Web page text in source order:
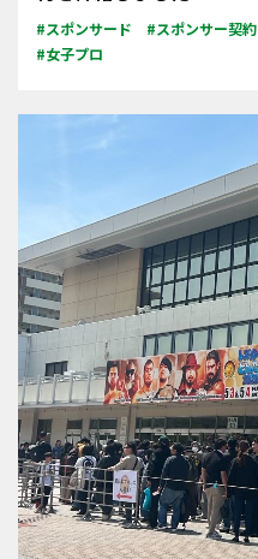
#スポンサード #スポンサー契約
#女子プロ